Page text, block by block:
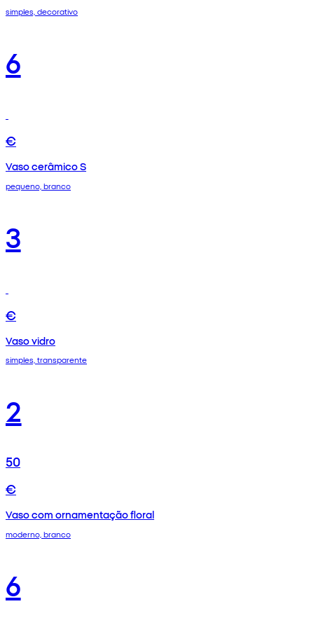
simples, decorativo
6
€
Vaso cerâmico S
pequeno, branco
3
€
Vaso vidro
simples, transparente
2
50
€
Vaso com ornamentação floral
moderno, branco
6